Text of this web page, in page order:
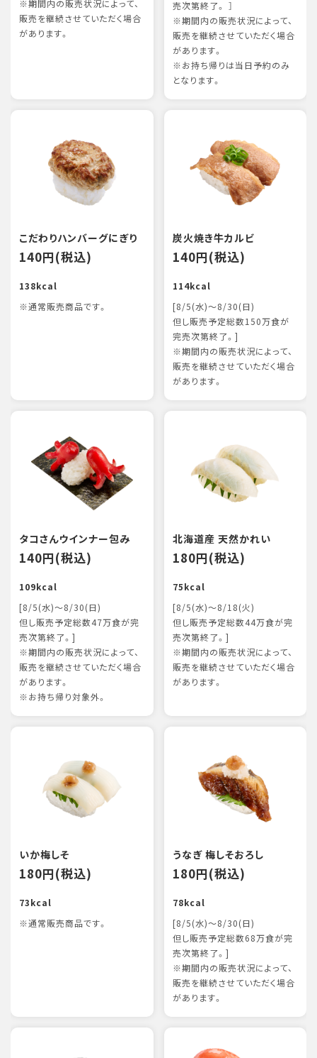
※期間内の販売状況によって、
販売を継続させていただく場合
があります。
売次第終了。 ］
※期間内の販売状況によって、
販売を継続させていただく場合
があります。
※お持ち帰りは当日予約のみ
となります。
こだわりハンバーグにぎり
140円(税込)
138kcal
※通常販売商品です。
炭火焼き牛カルビ
140円(税込)
114kcal
[8/5(水)～8/30(日)
但し販売予定総数150万食が
完売次第終了。]
※期間内の販売状況によって、
販売を継続させていただく場合
があります。
タコさんウインナー包み
140円(税込)
109kcal
[8/5(水)～8/30(日)
但し販売予定総数47万食が完
売次第終了。]
※期間内の販売状況によって、
販売を継続させていただく場合
があります。
※お持ち帰り対象外。
北海道産 天然かれい
180円(税込)
75kcal
[8/5(水)～8/18(火)
但し販売予定総数44万食が完
売次第終了。]
※期間内の販売状況によって、
販売を継続させていただく場合
があります。
いか梅しそ
180円(税込)
73kcal
※通常販売商品です。
うなぎ 梅しそおろし
180円(税込)
78kcal
[8/5(水)～8/30(日)
但し販売予定総数68万食が完
売次第終了。]
※期間内の販売状況によって、
販売を継続させていただく場合
があります。